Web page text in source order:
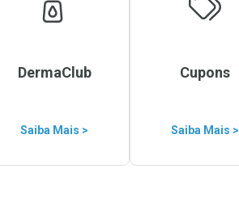
DermaClub
Saiba Mais >
Cupons
Saiba Mais >